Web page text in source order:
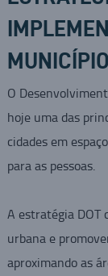
O
hoje uma das
cidades em
para as pessoas.
A estratégia DOT
urbana e
aproximando as